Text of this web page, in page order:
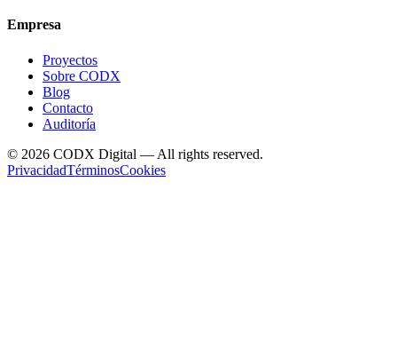
Empresa
Proyectos
Sobre CODX
Blog
Contacto
Auditoría
© 2026 CODX Digital — All rights reserved.
PrivacidadTérminosCookies